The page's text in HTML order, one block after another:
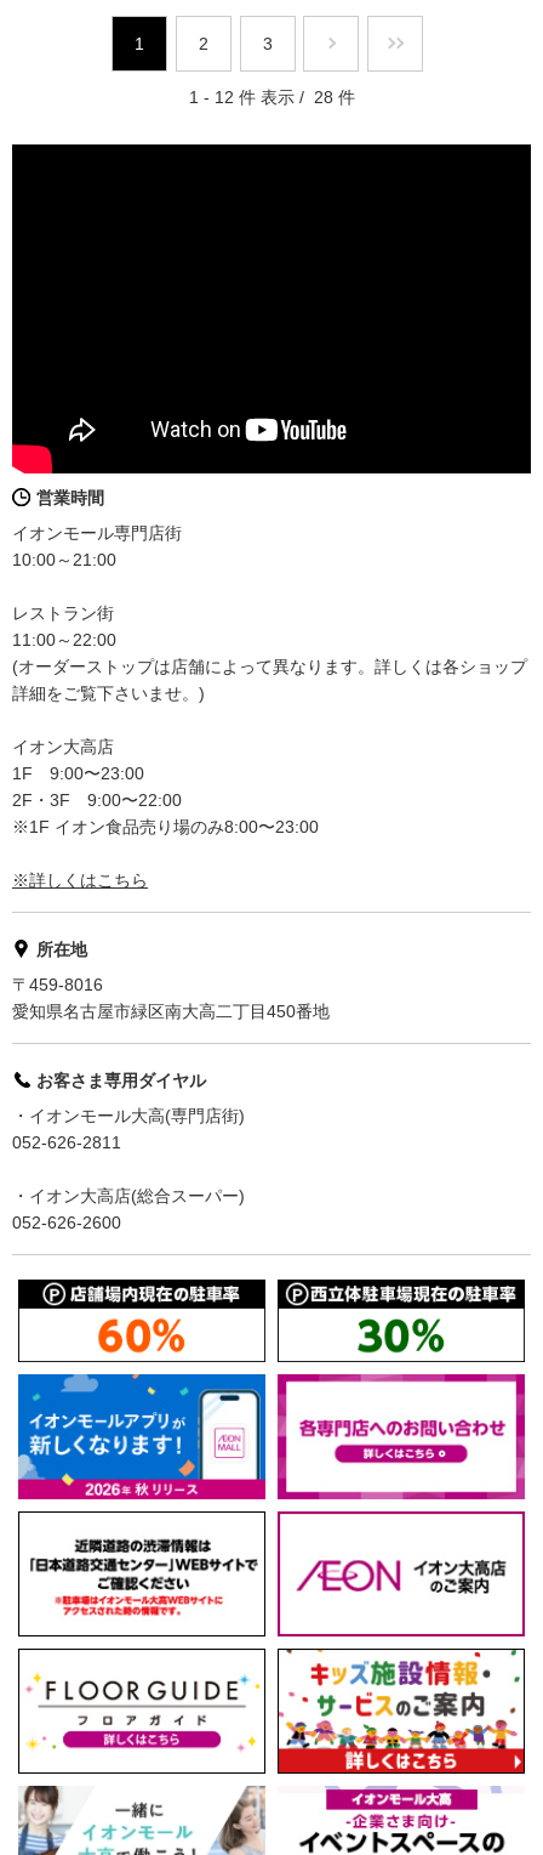
1 2 3
1 - 12 件 表示 / 28 件
営業時間
イオンモール専門店街
10:00～21:00
レストラン街
11:00～22:00
(オーダーストップは店舗によって異なります。詳しくは各ショップ
詳細をご覧下さいませ。)
イオン大高店
1F 9:00〜23:00
2F・3F 9:00〜22:00
※1F イオン食品売り場のみ8:00〜23:00
※詳しくはこちら
所在地
〒459-8016
愛知県名古屋市緑区南大高二丁目450番地
お客さま専用ダイヤル
・イオンモール大高(専門店街)
052-626-2811
・イオン大高店(総合スーパー)
052-626-2600